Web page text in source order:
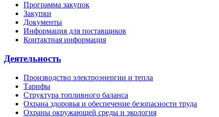
Программа закупок
Закупки
Документы
Информация для поставщиков
Контактная информация
Деятельность
Производство электроэнергии и тепла
Тарифы
Структура топливного баланса
Охрана здоровья и обеспечение безопасности труда
Охраны окружающей среды и экология